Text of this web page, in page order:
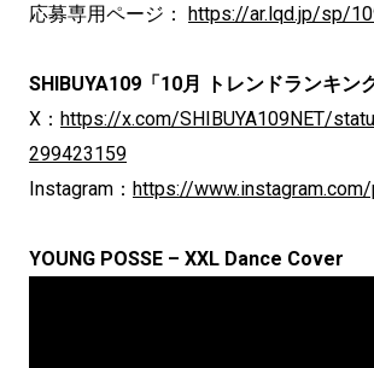
応募専用ページ： https://ar.lqd.jp/sp/
SHIBUYA109「10月 トレンドランキン
X： https://x.com/SHIBUYA109NET/
299423159
Instagram： https://
YOUNG POSSE – XXL Dance Cover